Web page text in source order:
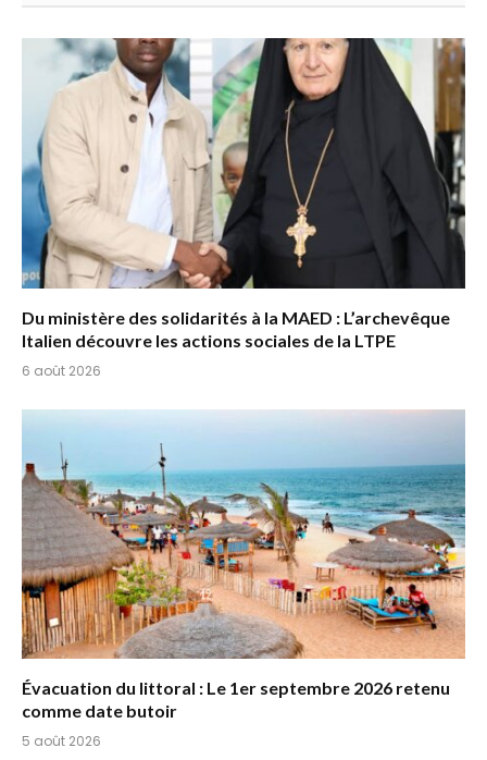
Du ministère des solidarités à la MAED : L’archevêque
Italien découvre les actions sociales de la LTPE
6 août 2026
Évacuation du littoral : Le 1er septembre 2026 retenu
comme date butoir
5 août 2026